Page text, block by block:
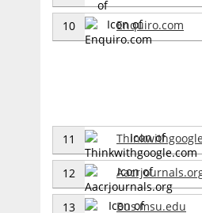
10 Enquiro.com
11
12
13 Bus.msu.edu